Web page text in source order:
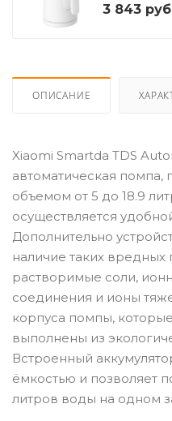
3 843
ОПИСАНИЕ
Xiaomi Smartda TDS
автоматическая помпа,
объемом от 5 до 18.9
осуществляется
Дополнительно
наличие таких вредных
растворимые соли,
соединения и ионы
корпуса помпы,
выполнены из
Встроенный
ёмкостью и позволяет
литров воды на одном